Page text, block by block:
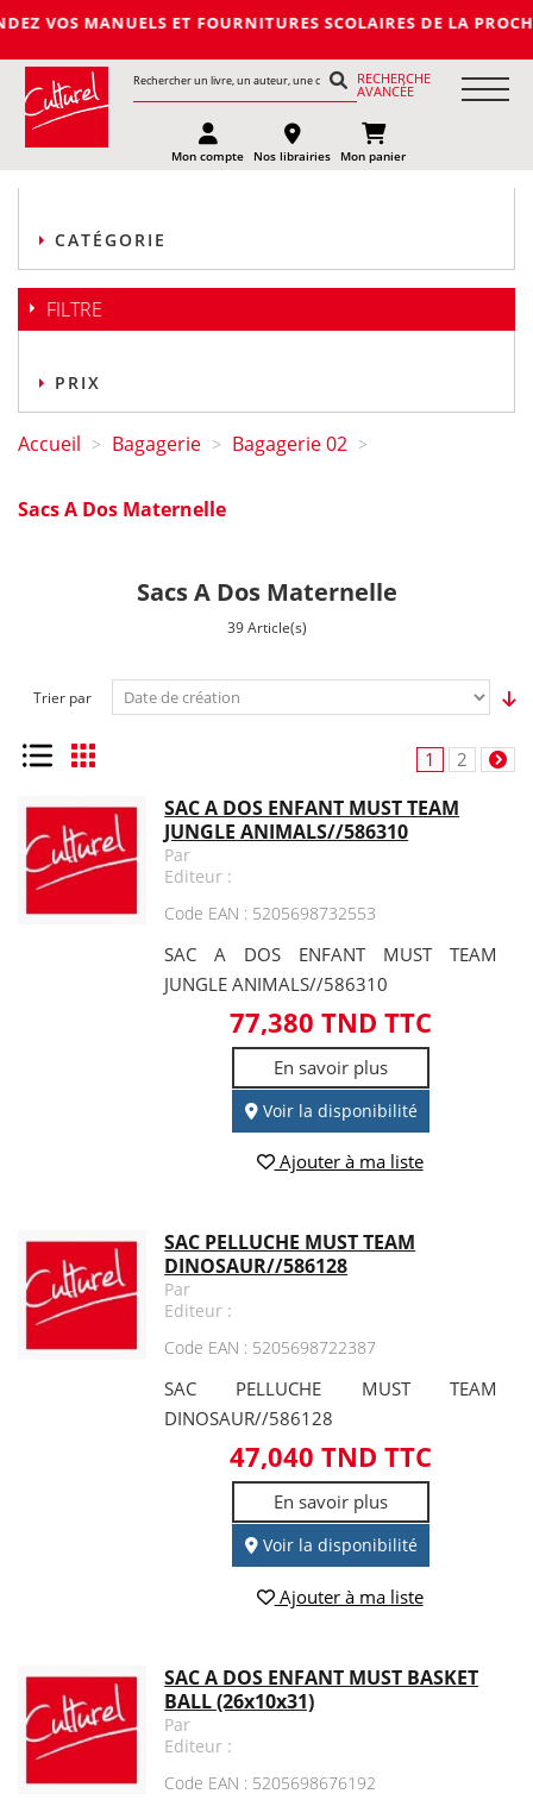
MANUELS ET FOURNITURES SCOLAIRES DE LA
RECHERCHE
AVANCÉE
Mon compte Nos librairies Mon panier
CATÉGORIE
FILTRE
PRIX
Accueil > Bagagerie > Bagagerie 02 >
Sacs A Dos Maternelle
Sacs A Dos Maternelle
39 Article(s)
Trier par
Liste Grille 1 2
SAC A DOS ENFANT MUST TEAM
JUNGLE ANIMALS//586310
Par
Editeur :
Code EAN : 5205698732553
SAC A DOS ENFANT MUST TEAM
JUNGLE ANIMALS//586310
77,380 TND TTC
En savoir plus
Voir la disponibilité
Ajouter à ma liste
SAC PELLUCHE MUST TEAM
DINOSAUR//586128
Par
Editeur :
Code EAN : 5205698722387
SAC PELLUCHE MUST TEAM
DINOSAUR//586128
47,040 TND TTC
En savoir plus
Voir la disponibilité
Ajouter à ma liste
SAC A DOS ENFANT MUST BASKET
BALL (26x10x31)
Par
Editeur :
Code EAN : 5205698676192